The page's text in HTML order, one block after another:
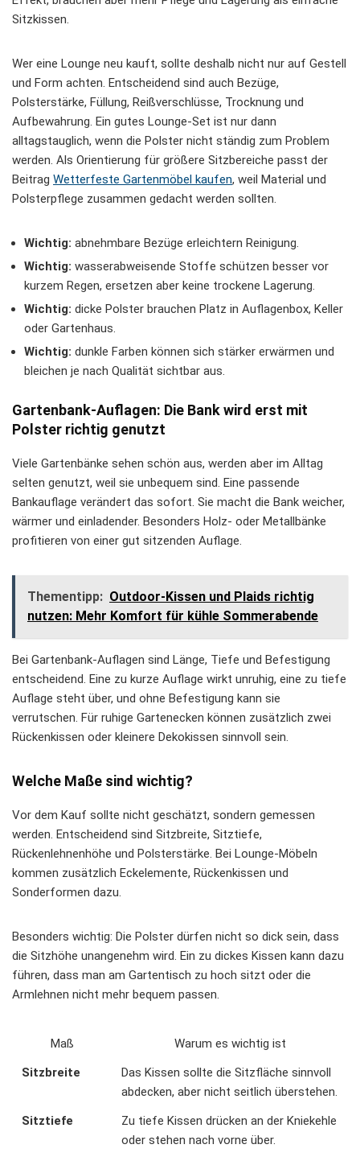
Sitzkissen.
Wer eine Lounge neu kauft, sollte deshalb nicht nur auf Gestell
und Form achten. Entscheidend sind auch Bezüge,
Polsterstärke, Füllung, Reißverschlüsse, Trocknung und
Aufbewahrung. Ein gutes Lounge-Set ist nur dann
alltagstauglich, wenn die Polster nicht ständig zum Problem
werden. Als Orientierung für größere Sitzbereiche passt der
Beitrag Wetterfeste Gartenmöbel kaufen, weil Material und
Polsterpflege zusammen gedacht werden sollten.
Wichtig: abnehmbare Bezüge erleichtern Reinigung.
Wichtig: wasserabweisende Stoffe schützen besser vor
kurzem Regen, ersetzen aber keine trockene Lagerung.
Wichtig: dicke Polster brauchen Platz in Auflagenbox, Keller
oder Gartenhaus.
Wichtig: dunkle Farben können sich stärker erwärmen und
bleichen je nach Qualität sichtbar aus.
Gartenbank-Auflagen: Die Bank wird erst mit
Polster richtig genutzt
Viele Gartenbänke sehen schön aus, werden aber im Alltag
selten genutzt, weil sie unbequem sind. Eine passende
Bankauflage verändert das sofort. Sie macht die Bank weicher,
wärmer und einladender. Besonders Holz- oder Metallbänke
profitieren von einer gut sitzenden Auflage.
Thementipp: Outdoor-Kissen und Plaids richtig
nutzen: Mehr Komfort für kühle Sommerabende
Bei Gartenbank-Auflagen sind Länge, Tiefe und Befestigung
entscheidend. Eine zu kurze Auflage wirkt unruhig, eine zu tiefe
Auflage steht über, und ohne Befestigung kann sie
verrutschen. Für ruhige Gartenecken können zusätzlich zwei
Rückenkissen oder kleinere Dekokissen sinnvoll sein.
Welche Maße sind wichtig?
Vor dem Kauf sollte nicht geschätzt, sondern gemessen
werden. Entscheidend sind Sitzbreite, Sitztiefe,
Rückenlehnenhöhe und Polsterstärke. Bei Lounge-Möbeln
kommen zusätzlich Eckelemente, Rückenkissen und
Sonderformen dazu.
Besonders wichtig: Die Polster dürfen nicht so dick sein, dass
die Sitzhöhe unangenehm wird. Ein zu dickes Kissen kann dazu
führen, dass man am Gartentisch zu hoch sitzt oder die
Armlehnen nicht mehr bequem passen.
Maß
Warum es wichtig ist
Sitzbreite
Das Kissen sollte die Sitzfläche sinnvoll
abdecken, aber nicht seitlich überstehen.
Sitztiefe
Zu tiefe Kissen drücken an der Kniekehle
oder stehen nach vorne über.